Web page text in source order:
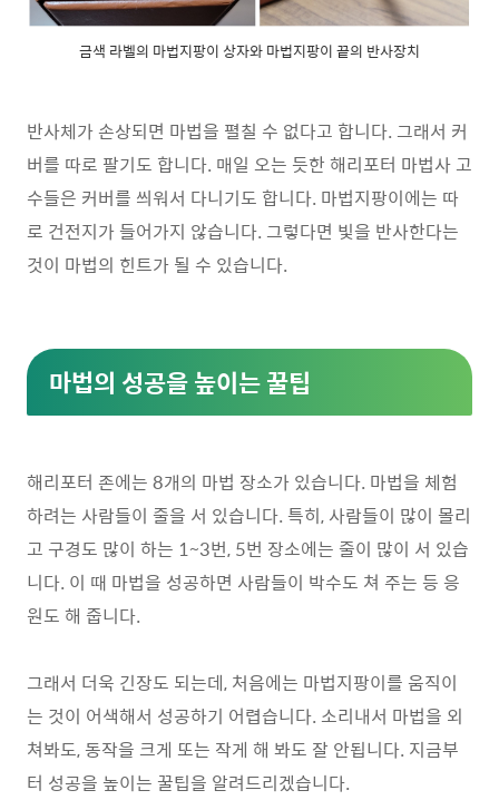
금색 라벨의 마법지팡이 상자와 마법지팡이 끝의 반사장치
반사체가 손상되면 마법을 펼칠 수 없다고 합니다. 그래서 커
버를 따로 팔기도 합니다. 매일 오는 듯한 해리포터 마법사 고
수들은 커버를 씌워서 다니기도 합니다. 마법지팡이에는 따
로 건전지가 들어가지 않습니다. 그렇다면 빛을 반사한다는
것이 마법의 힌트가 될 수 있습니다.
마법의 성공을 높이는 꿀팁
해리포터 존에는 8개의 마법 장소가 있습니다. 마법을 체험
하려는 사람들이 줄을 서 있습니다. 특히, 사람들이 많이 몰리
고 구경도 많이 하는 1~3번, 5번 장소에는 줄이 많이 서 있습
니다. 이 때 마법을 성공하면 사람들이 박수도 쳐 주는 등 응
원도 해 줍니다.
그래서 더욱 긴장도 되는데, 처음에는 마법지팡이를 움직이
는 것이 어색해서 성공하기 어렵습니다. 소리내서 마법을 외
쳐봐도, 동작을 크게 또는 작게 해 봐도 잘 안됩니다. 지금부
터 성공을 높이는 꿀팁을 알려드리겠습니다.